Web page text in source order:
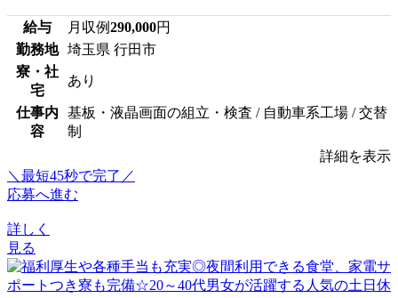
給与 月収例290,000円
勤務地
埼玉県 行田市
寮・社
宅
あり
仕事内
容
基板・液晶画面の組立・検査 / 自動車系工場 / 交替
制
詳細を表示
＼最短45秒で完了／
応募へ進む
詳しく
見る